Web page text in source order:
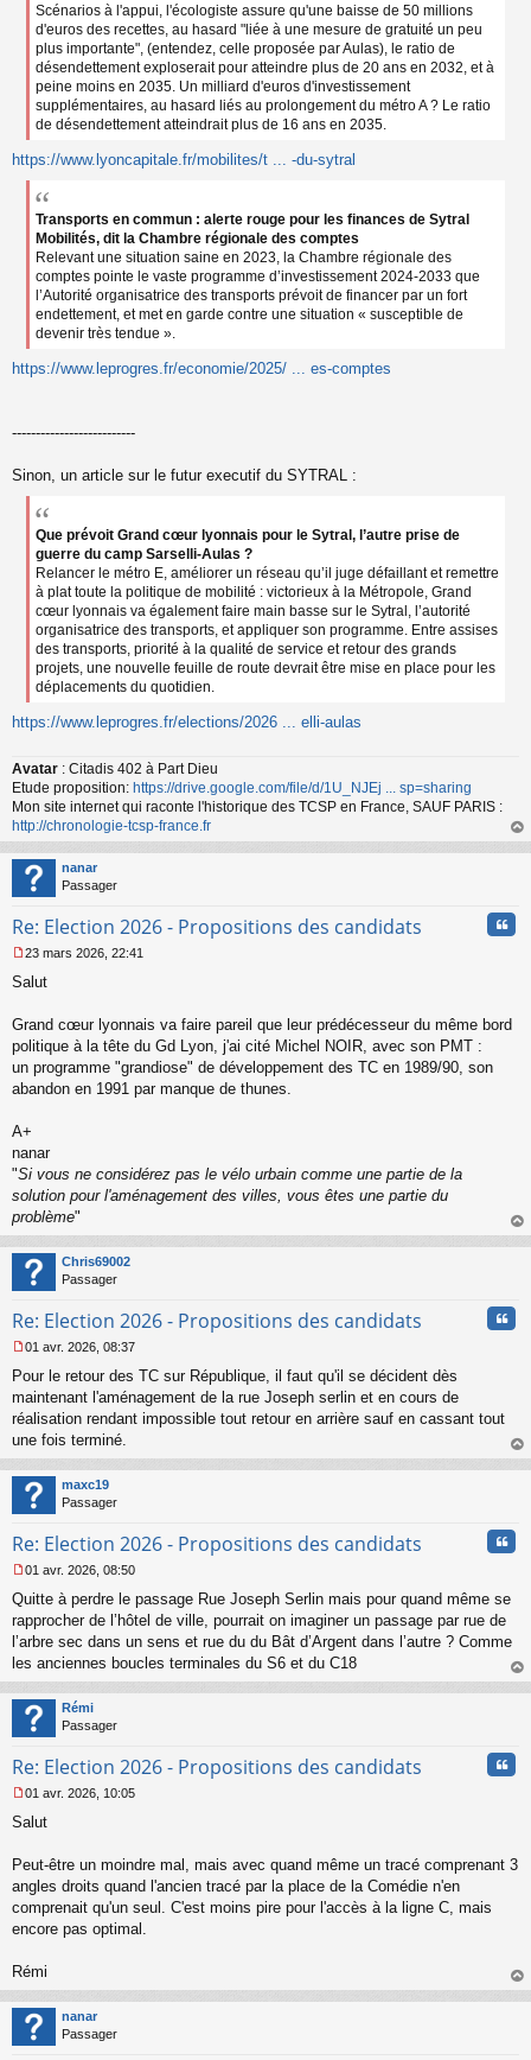
Scénarios à l'appui, l'écologiste assure qu'une baisse de 50 millions
d'euros des recettes, au hasard "liée à une mesure de gratuité un peu
plus importante", (entendez, celle proposée par Aulas), le ratio de
désendettement exploserait pour atteindre plus de 20 ans en 2032, et à
peine moins en 2035. Un milliard d'euros d'investissement
supplémentaires, au hasard liés au prolongement du métro A ? Le ratio
de désendettement atteindrait plus de 16 ans en 2035.
https://www.lyoncapitale.fr/mobilites/t ... -du-sytral
Transports en commun : alerte rouge pour les finances de Sytral
Mobilités, dit la Chambre régionale des comptes
Relevant une situation saine en 2023, la Chambre régionale des
comptes pointe le vaste programme d’investissement 2024-2033 que
l’Autorité organisatrice des transports prévoit de financer par un fort
endettement, et met en garde contre une situation « susceptible de
devenir très tendue ».
https://www.leprogres.fr/economie/2025/ ... es-comptes
--------------------------
Sinon, un article sur le futur executif du SYTRAL :
Que prévoit Grand cœur lyonnais pour le Sytral, l’autre prise de
guerre du camp Sarselli-Aulas ?
Relancer le métro E, améliorer un réseau qu’il juge défaillant et remettre
à plat toute la politique de mobilité : victorieux à la Métropole, Grand
cœur lyonnais va également faire main basse sur le Sytral, l’autorité
organisatrice des transports, et appliquer son programme. Entre assises
des transports, priorité à la qualité de service et retour des grands
projets, une nouvelle feuille de route devrait être mise en place pour les
déplacements du quotidien.
https://www.leprogres.fr/elections/2026 ... elli-aulas
Avatar : Citadis 402 à Part Dieu
Etude proposition: https://drive.google.com/file/d/1U_NJEj ... sp=sharing
Mon site internet qui raconte l'historique des TCSP en France, SAUF PARIS :
http://chronologie-tcsp-france.fr
au
nanar
Passager
Re: Election 2026 - Propositions des candidats
e
s
a
g
e
n
n
u
23 mars 2026, 22:41
Salut
Grand cœur lyonnais va faire pareil que leur prédécesseur du même bord
politique à la tête du Gd Lyon, j'ai cité Michel NOIR, avec son PMT :
un programme "grandiose" de développement des TC en 1989/90, son
abandon en 1991 par manque de thunes.
A+
nanar
"Si vous ne considérez pas le vélo urbain comme une partie de la
solution pour l'aménagement des villes, vous êtes une partie du
problème"
au
Chris69002
Passager
Re: Election 2026 - Propositions des candidats
e
s
s
g
n
o
l
u
01 avr. 2026, 08:37
Pour le retour des TC sur République, il faut qu'il se décident dès
maintenant l'aménagement de la rue Joseph serlin et en cours de
réalisation rendant impossible tout retour en arrière sauf en cassant tout
une fois terminé.
au
maxc19
Passager
Re: Election 2026 - Propositions des candidats
e
s
s
g
n
o
l
u
01 avr. 2026, 08:50
Quitte à perdre le passage Rue Joseph Serlin mais pour quand même se
rapprocher de l’hôtel de ville, pourrait on imaginer un passage par rue de
l’arbre sec dans un sens et rue du du Bât d’Argent dans l’autre ? Comme
les anciennes boucles terminales du S6 et du C18
au
Rémi
Passager
Re: Election 2026 - Propositions des candidats
e
s
g
e
n
n
u
01 avr. 2026, 10:05
Salut
Peut-être un moindre mal, mais avec quand même un tracé comprenant 3
angles droits quand l'ancien tracé par la place de la Comédie n'en
comprenait qu'un seul. C'est moins pire pour l'accès à la ligne C, mais
encore pas optimal.
Rémi
au
nanar
Passager